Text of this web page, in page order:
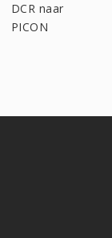
DCR naar
PICON